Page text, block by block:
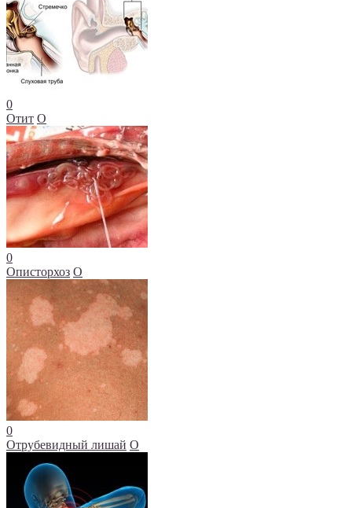
0
Отит О
0
Описторхоз О
0
Отрубевидный лишай О